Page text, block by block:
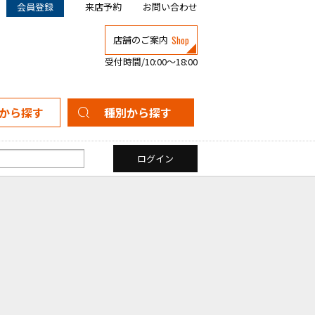
会員登録 来店予約 お問い合わせ
店舗のご案内 Shop
受付時間/10:00～18:00
ら探す 種別から探す
新築一戸建て
中古一戸建て
マンション
土地